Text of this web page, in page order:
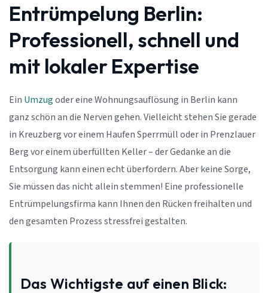
Entrümpelung Berlin:
Professionell, schnell und
mit lokaler Expertise
Ein Umzugoder eine Wohnungsauflösung in Berlin kann
ganz schön an die Nerven gehen. Vielleicht stehen Sie gerade
in Kreuzberg vor einem Haufen Sperrmüll oder in Prenzlauer
Berg vor einem überfüllten Keller – der Gedanke an die
Entsorgung kann einen echt überfordern. Aber keine Sorge,
Sie müssen das nicht allein stemmen! Eine professionelle
Entrümpelungsfirma kann Ihnen den Rücken freihalten und
den gesamten Prozess stressfrei gestalten.
Das Wichtigste auf einen Blick: